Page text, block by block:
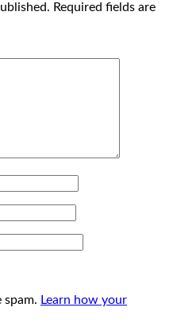
Required fields are
spam. Learn how your